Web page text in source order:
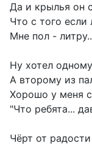
Да и крылья он
Что с того если
Мне пол -
Ну хотел
А второму из
Хорошо у меня
"Что ребята...
Чёрт от